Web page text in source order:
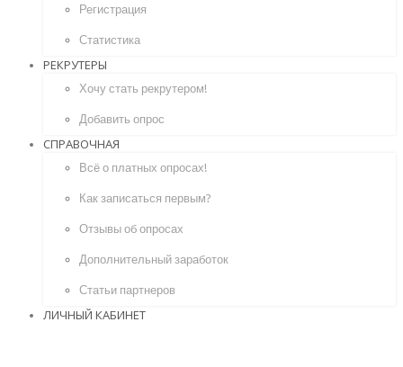
Регистрация
Статистика
РЕКРУТЕРЫ
Хочу стать рекрутером!
Добавить опрос
СПРАВОЧНАЯ
Всё о платных опросах!
Как записаться первым?
Отзывы об опросах
Дополнительный заработок
Статьи партнеров
ЛИЧНЫЙ КАБИНЕТ